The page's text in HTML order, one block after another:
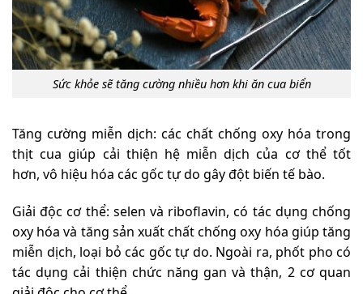
Sức khỏe sẽ tăng cường nhiều hơn khi ăn cua biển
Tăng cường miễn dịch: các chất chống oxy hóa trong
thịt cua giúp cải thiện hệ miễn dịch của cơ thể tốt
hơn, vô hiệu hóa các gốc tự do gây đột biến tế bào.
Giải độc cơ thể: selen và riboflavin, có tác dụng chống
oxy hóa và tăng sản xuất chất chống oxy hóa giúp tăng
miễn dịch, loại bỏ các gốc tự do. Ngoài ra, phốt pho có
tác dụng cải thiện chức năng gan và thận, 2 cơ quan